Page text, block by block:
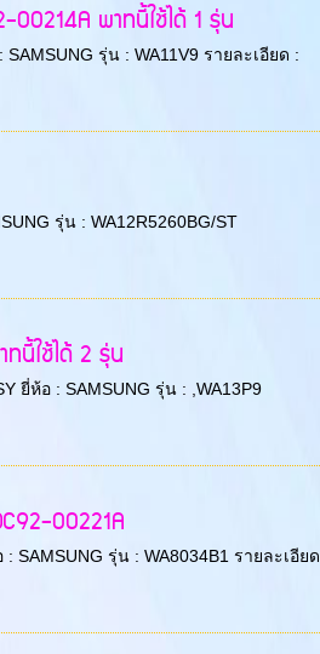
00214A พาทนี้ใช้ได้ 1 รุ่น
รุ่น : WA11V9 รายละเอียด :
รุ่น : WA12R5260BG/ST
นี้ใช้ได้ 2 รุ่น
ยี่ห้อ : SAMSUNG รุ่น : ,WA13P9
00221A
SAMSUNG รุ่น : WA8034B1 รายละเอียด